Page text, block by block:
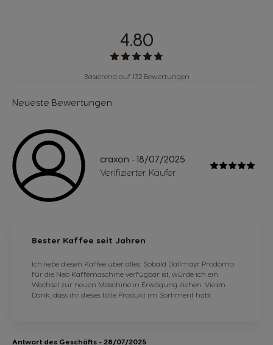
4.80
Basierend auf 132 Bewertungen
Neueste Bewertungen
craxon - 18/07/2025
Verifizierter Käufer
Bester Kaffee seit Jahren
Ich liebe diesen Kaffee über alles. Sobald Dallmayr Prodomo
für die Neo Kaffemaschine verfügbar ist, würde ich ein
Wechsel zur neuen Maschine in Erwägung ziehen. Vielen
Dank, dass ihr dieses tolle Produkt im Sortiment habt.
Antwort des Geschäfts - 28/07/2025